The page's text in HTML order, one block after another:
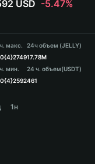
USD -5.47%
макс.
мин.
24ч объем (JELLY)
17.78M
24 ч. объем(USDT)
461
1н